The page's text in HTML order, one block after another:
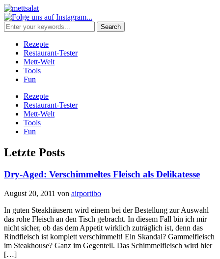
Rezepte
Restaurant-Tester
Mett-Welt
Tools
Fun
Rezepte
Restaurant-Tester
Mett-Welt
Tools
Fun
Letzte Posts
Dry-Aged: Verschimmeltes Fleisch als Delikatesse
August 20, 2011 von airportibo
In guten Steakhäusern wird einem bei der Bestellung zur Auswahl
das rohe Fleisch an den Tisch gebracht. In diesem Fall bin ich mir
nicht sicher, ob das dem Appetit wirklich zuträglich ist, denn das
Rindfleisch ist komplett verschimmelt! Ein Skandal? Gammelfleisch
im Steakhouse? Ganz im Gegenteil. Das Schimmelfleisch wird hier
[…]